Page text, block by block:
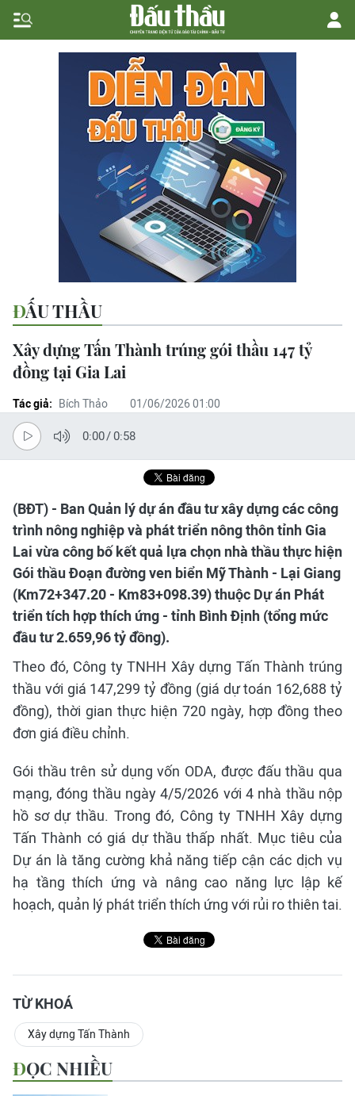
ĐẤU THẦU
Xây dựng Tấn Thành trúng gói thầu 147 tỷ
đồng tại Gia Lai
Tác giả: Bích Thảo 01/06/2026 01:00
0:00/0:58
(BĐT) - Ban Quản lý dự án đầu tư xây dựng các công
trình nông nghiệp và phát triển nông thôn tỉnh Gia
Lai vừa công bố kết quả lựa chọn nhà thầu thực hiện
Gói thầu Đoạn đường ven biển Mỹ Thành - Lại Giang
(Km72+347.20 - Km83+098.39) thuộc Dự án Phát
triển tích hợp thích ứng - tỉnh Bình Định (tổng mức
đầu tư 2.659,96 tỷ đồng).
Theo đó, Công ty TNHH Xây dựng Tấn Thành trúng
thầu với giá 147,299 tỷ đồng (giá dự toán 162,688 tỷ
đồng), thời gian thực hiện 720 ngày, hợp đồng theo
đơn giá điều chỉnh.
Gói thầu trên sử dụng vốn ODA, được đấu thầu qua
mạng, đóng thầu ngày 4/5/2026 với 4 nhà thầu nộp
hồ sơ dự thầu. Trong đó, Công ty TNHH Xây dựng
Tấn Thành có giá dự thầu thấp nhất. Mục tiêu của
Dự án là tăng cường khả năng tiếp cận các dịch vụ
hạ tầng thích ứng và nâng cao năng lực lập kế
hoạch, quản lý phát triển thích ứng với rủi ro thiên tai.
TỪ KHOÁ
Xây dựng Tấn Thành
ĐỌC NHIỀU